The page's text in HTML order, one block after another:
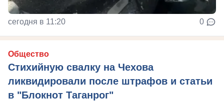
сегодня в 11:20 0
Общество
Стихийную свалку на Чехова
ликвидировали после штрафов и статьи
в "Блокнот Таганрог"